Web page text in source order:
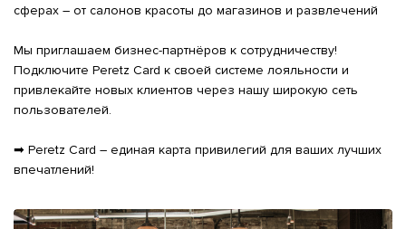
сферах – от салонов красоты до магазинов и развлечений
Мы приглашаем бизнес-партнёров к сотрудничеству!
Подключите Peretz Card к своей системе лояльности и
привлекайте новых клиентов через нашу широкую сеть
пользователей.
➡ Peretz Card – единая карта привилегий для ваших лучших
впечатлений!